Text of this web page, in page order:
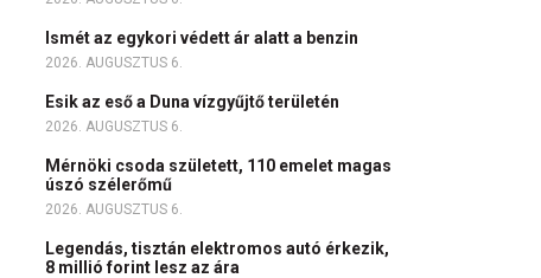
Ismét az egykori védett ár alatt a benzin
2026. AUGUSZTUS 6.
Esik az eső a Duna vízgyűjtő területén
2026. AUGUSZTUS 6.
Mérnöki csoda született, 110 emelet magas
úszó szélerőmű
2026. AUGUSZTUS 6.
Legendás, tisztán elektromos autó érkezik,
8 millió forint lesz az ára